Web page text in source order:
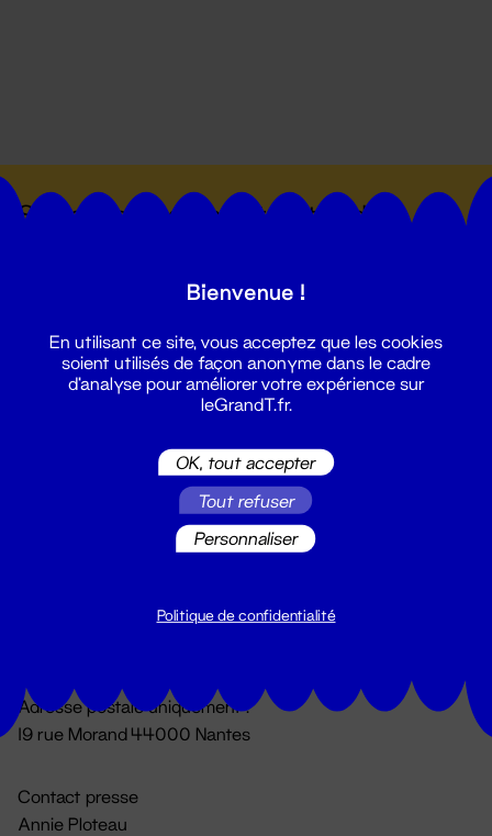
Suivez toutes les actualités du
Du lundi au vendredi 14h → 18h
Adresse postale uniquement :
19 rue Morand 44000 Nantes
Contact presse
Annie Ploteau
Bienvenue !
En utilisant ce site, vous acceptez que les cookies
soient utilisés de façon anonyme dans le cadre
d'analyse pour améliorer votre expérience sur
leGrandT.fr.
OK, tout accepter
Tout refuser
Personnaliser
Politique de confidentialité